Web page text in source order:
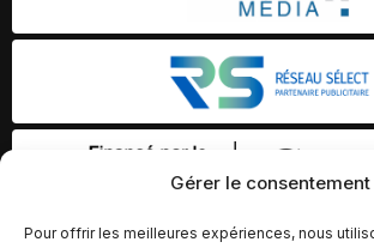
Gérer le consentement
Pour offrir les meilleures expériences, nous